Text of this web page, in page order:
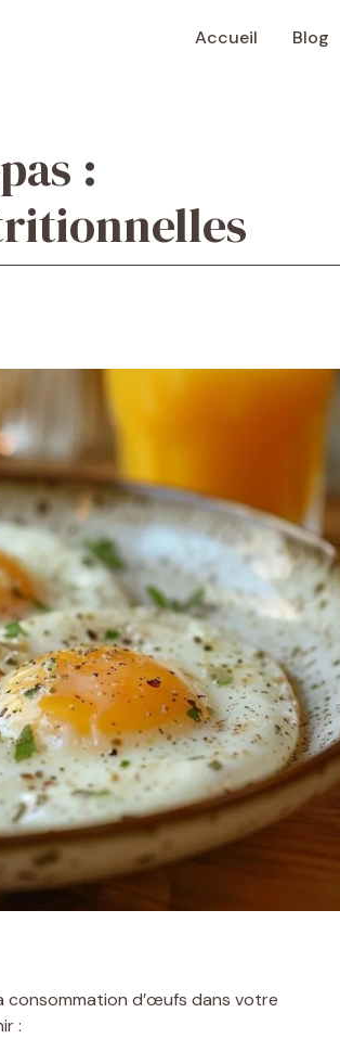
Accueil Blog
:
d’œufs dans votre
: